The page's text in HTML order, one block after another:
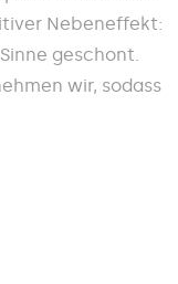
Nebeneffekt:
geschont.
wir, sodass